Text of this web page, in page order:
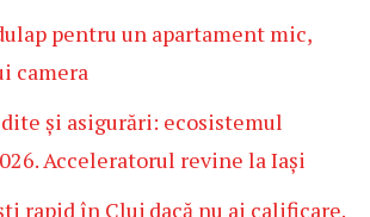
pentru un apartament mic,
camera
și asigurări: ecosistemul
Acceleratorul revine la Iași
rapid în Cluj dacă nu ai calificare.